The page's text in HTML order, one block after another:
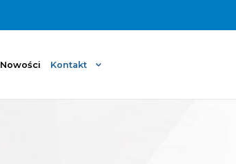
Nowości Kontakt